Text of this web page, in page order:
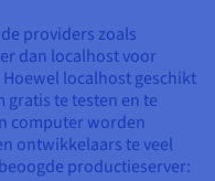
providers zoals
dan localhost voor
localhost geschikt
te testen en te
computer worden
ontwikkelaars te veel
productieserver: